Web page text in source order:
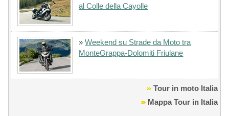
al Colle della Cayolle
»Weekend su Strade da Moto tra
MonteGrappa-Dolomiti Friulane
Tour in moto Italia
Mappa Tour in Italia